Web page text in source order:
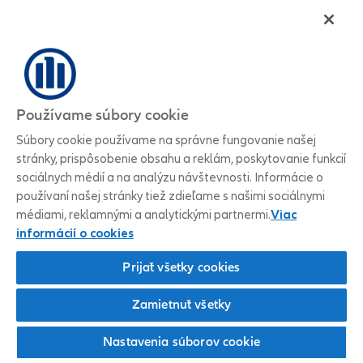
Používame súbory cookie
Súbory cookie používame na správne fungovanie našej
stránky, prispôsobenie obsahu a reklám, poskytovanie funkcií
sociálnych médií a na analýzu návštevnosti. Informácie o
používaní našej stránky tiež zdieľame s našimi sociálnymi
médiami, reklamnými a analytickými partnermi.Viac
informácií o cookies
Prijať všetky cookies
Zamietnuť všetky
Nastavenia súborov cookie